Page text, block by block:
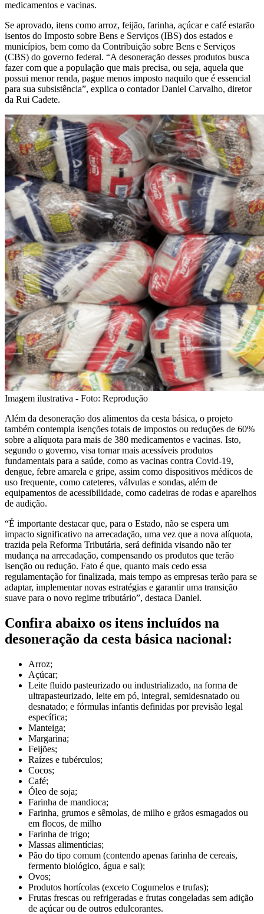
medicamentos e vacinas.
Se aprovado, itens como arroz, feijão, farinha, açúcar e café estarão
isentos do Imposto sobre Bens e Serviços (IBS) dos estados e
municípios, bem como da Contribuição sobre Bens e Serviços
(CBS) do governo federal. “A desoneração desses produtos busca
fazer com que a população que mais precisa, ou seja, aquela que
possui menor renda, pague menos imposto naquilo que é essencial
para sua subsistência”, explica o contador Daniel Carvalho, diretor
da Rui Cadete.
Imagem ilustrativa - Foto: Reprodução
Além da desoneração dos alimentos da cesta básica, o projeto
também contempla isenções totais de impostos ou reduções de 60%
sobre a alíquota para mais de 380 medicamentos e vacinas. Isto,
segundo o governo, visa tornar mais acessíveis produtos
fundamentais para a saúde, como as vacinas contra Covid-19,
dengue, febre amarela e gripe, assim como dispositivos médicos de
uso frequente, como cateteres, válvulas e sondas, além de
equipamentos de acessibilidade, como cadeiras de rodas e aparelhos
de audição.
“É importante destacar que, para o Estado, não se espera um
impacto significativo na arrecadação, uma vez que a nova alíquota,
trazida pela Reforma Tributária, será definida visando não ter
mudança na arrecadação, compensando os produtos que terão
isenção ou redução. Fato é que, quanto mais cedo essa
regulamentação for finalizada, mais tempo as empresas terão para se
adaptar, implementar novas estratégias e garantir uma transição
suave para o novo regime tributário”, destaca Daniel.
Confira abaixo os itens incluídos na
desoneração da cesta básica nacional:
Arroz;
Açúcar;
Leite fluido pasteurizado ou industrializado, na forma de
ultrapasteurizado, leite em pó, integral, semidesnatado ou
desnatado; e fórmulas infantis definidas por previsão legal
específica;
Manteiga;
Margarina;
Feijões;
Raízes e tubérculos;
Cocos;
Café;
Óleo de soja;
Farinha de mandioca;
Farinha, grumos e sêmolas, de milho e grãos esmagados ou
em flocos, de milho
Farinha de trigo;
Massas alimentícias;
Pão do tipo comum (contendo apenas farinha de cereais,
fermento biológico, água e sal);
Ovos;
Produtos hortícolas (exceto Cogumelos e trufas);
Frutas frescas ou refrigeradas e frutas congeladas sem adição
de açúcar ou de outros edulcorantes.